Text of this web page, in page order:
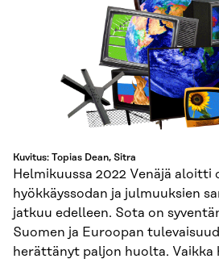
Kuvitus: Topias Dean, Sitra
Helmikuussa 2022 Venäjä aloitti
hyökkäyssodan ja julmuuksien
jatkuu edelleen. Sota on
Suomen ja Euroopan
herättänyt paljon huolta. Vaikka